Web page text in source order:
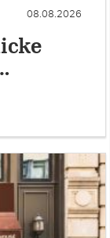
08.08.2026